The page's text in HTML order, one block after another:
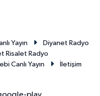
Yayın
Diyanet Radyo
Risalet Radyo
Canlı Yayın
İletişim